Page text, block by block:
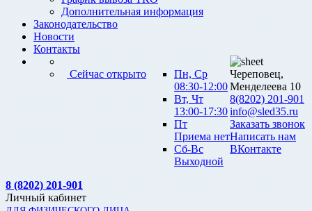
Дополнительная информация
Законодательство
Новости
Контакты
Сейчас открыто
Пн, Ср
08:30-12:00
Вт, Чт
13:00-17:30
Пт
Приема нет
Сб-Вс
Выходной
Череповец,
Менделеева 10
8(8202) 201-901
info@sled35.ru
Заказать звонок
Написать нам
ВКонтакте
8 (8202) 201-901
Личный кабинет